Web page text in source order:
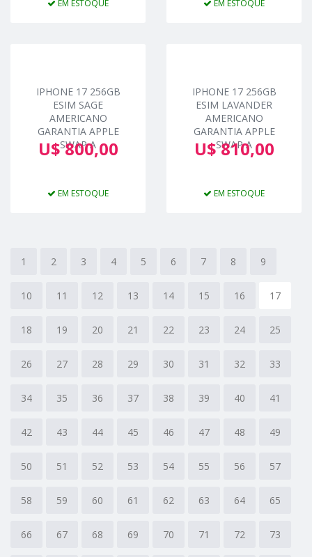
EM ESTOQUE EM ESTOQUE
IPHONE 17 256GB
ESIM SAGE
AMERICANO
GARANTIA APPLE
SWAP A
U$ 800,00
EM ESTOQUE
IPHONE 17 256GB
ESIM LAVANDER
AMERICANO
GARANTIA APPLE
SWAP A
U$ 810,00
EM ESTOQUE
1 2 3 4 5 6 7 8 9
10 11 12 13 14 15 16 17
18 19 20 21 22 23 24 25
26 27 28 29 30 31 32 33
34 35 36 37 38 39 40 41
42 43 44 45 46 47 48 49
50 51 52 53 54 55 56 57
58 59 60 61 62 63 64 65
66 67 68 69 70 71 72 73